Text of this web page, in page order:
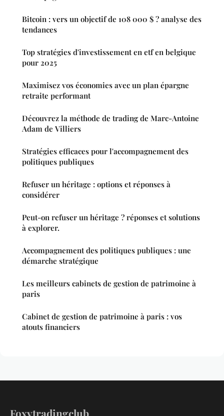
Bitcoin : vers un objectif de 108 000 $ ? analyse des
tendances
Top stratégies d'investissement en etf en belgique
pour 2025
Maximisez vos économies avec un plan épargne
retraite performant
Découvrez la méthode de trading de Marc-Antoine
Adam de Villiers
Stratégies efficaces pour l'accompagnement des
politiques publiques
Refuser un héritage : options et réponses à
considérer
Peut-on refuser un héritage ? réponses et solutions
à explorer.
Accompagnement des politiques publiques : une
démarche stratégique
Les meilleurs cabinets de gestion de patrimoine à
paris
Cabinet de gestion de patrimoine à paris : vos
atouts financiers
Foxytradingclub